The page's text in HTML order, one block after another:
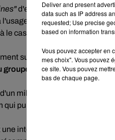
d'expressions sont
des réseaux sociaux,
le cas pour la modération des
sur le terminal de l'usager,
Facebook :
milliard d'utilisateurs,
pullule sur les réseaux
intelligence artificielle
Deliver and present
data such as IP address
requested; Use precise
based on information
Vous pouvez accepter en
mes choix". Vous pouvez
ce site. Vous pouvez
bas de chaque page.